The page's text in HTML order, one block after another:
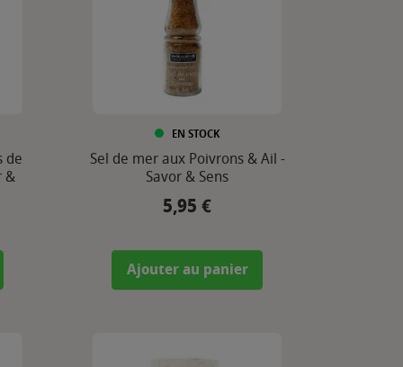
de
&
EN STOCK
Sel de mer aux Poivrons & Ail -
Savor & Sens
Prix
5,95 €
Ajouter au panier